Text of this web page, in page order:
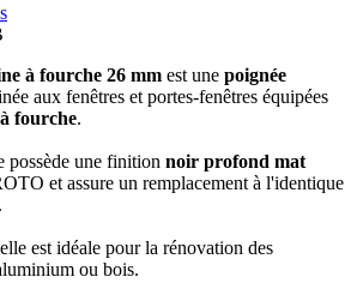
à fourche 26 mm est une poignée
aux fenêtres et portes-fenêtres équipées
fourche.
possède une finition noir profond mat
et assure un remplacement à l'identique
est idéale pour la rénovation des
ou bois.